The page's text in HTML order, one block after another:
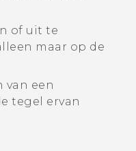
of uit te
maar op de
van een
tegel ervan